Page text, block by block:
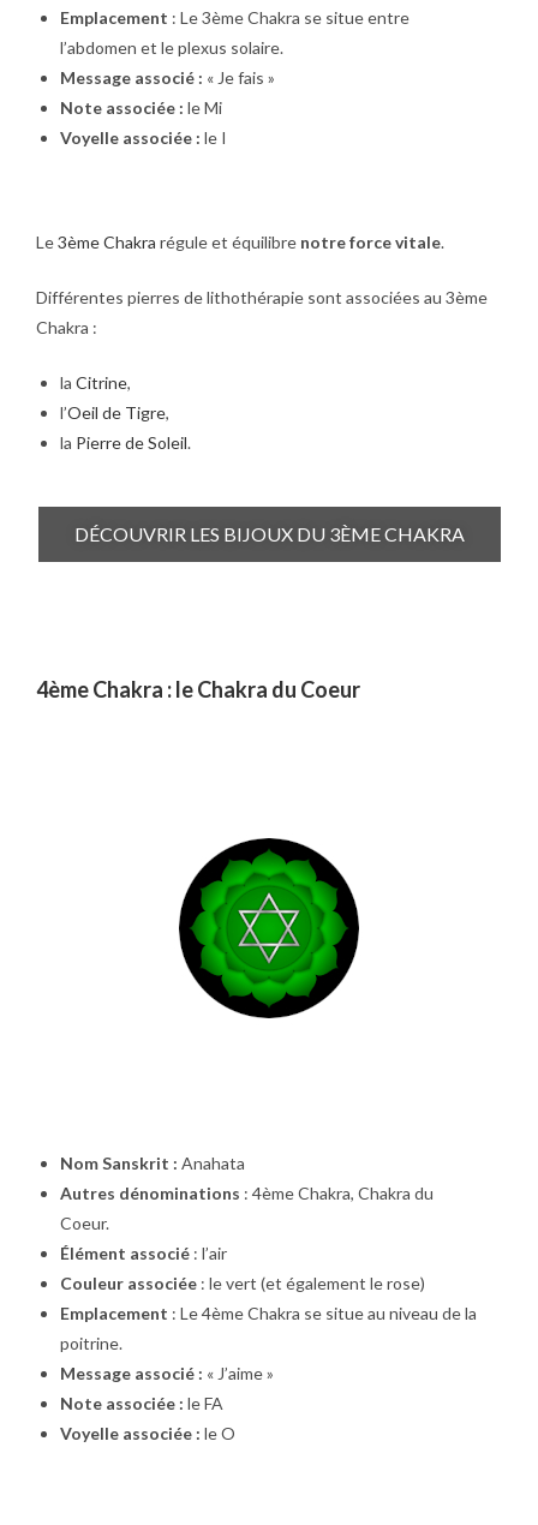
Emplacement : Le 3ème Chakra se situe entre
l’abdomen et le plexus solaire.
Message associé : « Je fais »
Note associée : le Mi
Voyelle associée : le I
Le3ème Chakra régule et équilibre notre force vitale.
Différentes pierres de lithothérapie sont associées au 3ème
Chakra :
la Citrine,
l’Oeil de Tigre,
la Pierre de Soleil.
DÉCOUVRIR LES BIJOUX DU 3ÈME CHAKRA
4ème Chakra : le Chakra du Coeur
Nom Sanskrit : Anahata
Autres dénominations : 4ème Chakra, Chakra du
Coeur.
Élément associé : l’air
Couleur associée : le vert (et également le rose)
Emplacement : Le 4ème Chakra se situe au niveau de la
poitrine.
Message associé : « J’aime »
Note associée : le FA
Voyelle associée : le O